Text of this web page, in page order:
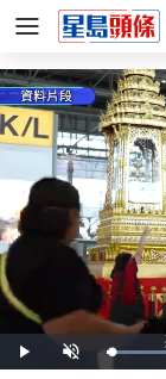
Play Unmute